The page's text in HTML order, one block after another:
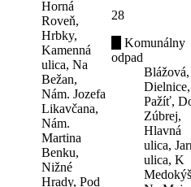
Horná
Roveň,
Hrbky,
Kamenná
ulica, Na
Bežan,
Nám. Jozefa
Likavčana,
Nám.
Martina
Benku,
Nižné
Hrady, Pod
28
Komunálny
odpad
Blážová,
Pažíť,
Zúbrej,
Hlavná
ulica,
ulica, K